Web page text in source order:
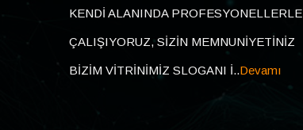
KENDİ ALANINDA PROFESYONELLERLE
ÇALIŞIYORUZ, SİZİN MEMNUNİYETİNİZ
BİZİM VİTRİNİMİZ SLOGANI İ..Devamı